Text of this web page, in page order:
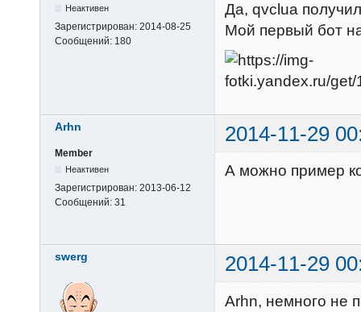
Неактивен
Зарегистрирован: 2014-08-25
Сообщений: 180
Да, qvclua
Мой первый бот
Arhn 2014-11-29
Member
Неактивен
Зарегистрирован: 2013-06-12
Сообщений: 31
А можно пример
swerg 2014-11-29
Arhn, немного не